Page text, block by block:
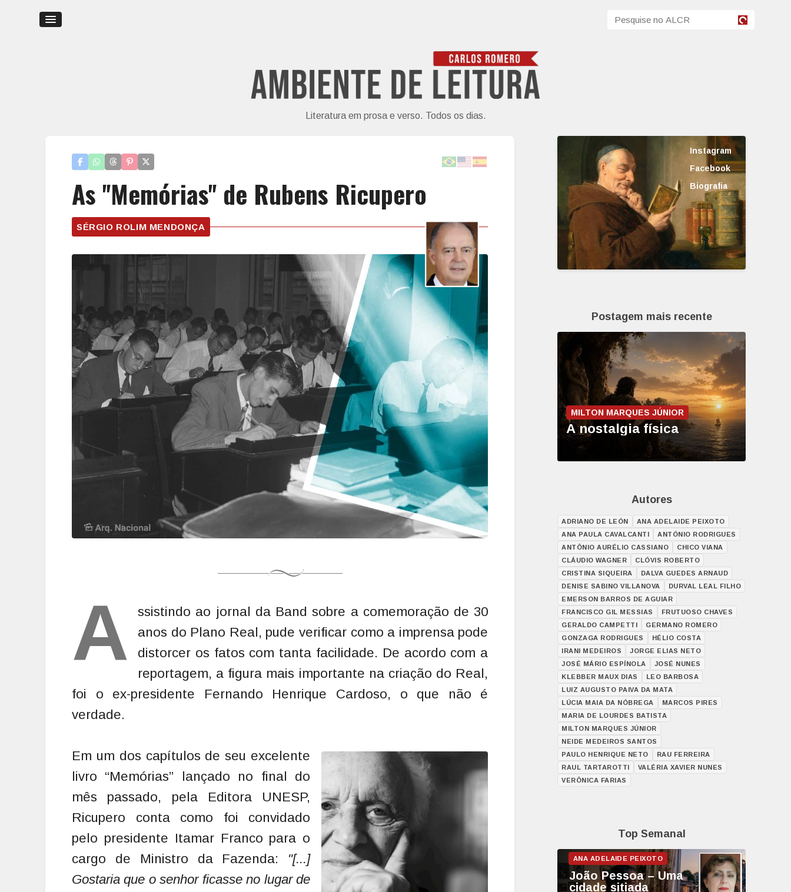
Literatura em prosa e verso. Todos os dias.
As ''Memórias'' de Rubens Ricupero
SÉRGIO ROLIM MENDONÇA
A
ssistindo ao jornal da Band sobre a comemoração de 30
anos do Plano Real, pude verificar como a imprensa pode
distorcer os fatos com tanta facilidade. De acordo com a
reportagem, a figura mais importante na criação do Real,
foi o ex-presidente Fernando Henrique Cardoso, o que não é
verdade.
Em um dos capítulos de seu excelente
livro “Memórias” lançado no final do
mês passado, pela Editora UNESP,
Ricupero conta como foi convidado
pelo presidente Itamar Franco para o
cargo de Ministro da Fazenda: "[...]
Gostaria que o senhor ficasse no lugar de
Instagram
Facebook
Biografia
Postagem mais recente
MILTON MARQUES JÚNIOR
A nostalgia física
Autores
ADRIANO DE LEÓN
ANA ADELAIDE PEIXOTO
ANA PAULA CAVALCANTI
ANTÓNIO RODRIGUES
ANTÔNIO AURÉLIO CASSIANO
CHICO VIANA
CLÁUDIO WAGNER
CLÓVIS ROBERTO
CRISTINA SIQUEIRA
DALVA GUEDES ARNAUD
DENISE SABINO VILLANOVA
DURVAL LEAL FILHO
EMERSON BARROS DE AGUIAR
FRANCISCO GIL MESSIAS
FRUTUOSO CHAVES
GERALDO CAMPETTI
GERMANO ROMERO
GONZAGA RODRIGUES
HÉLIO COSTA
IRANI MEDEIROS
JORGE ELIAS NETO
JOSÉ MÁRIO ESPÍNOLA
JOSÉ NUNES
KLEBBER MAUX DIAS
LEO BARBOSA
LUIZ AUGUSTO PAIVA DA MATA
LÚCIA MAIA DA NÓBREGA
MARCOS PIRES
MARIA DE LOURDES BATISTA
MILTON MARQUES JÚNIOR
NEIDE MEDEIROS SANTOS
PAULO HENRIQUE NETO
RAU FERREIRA
RAUL TARTAROTTI
VALÉRIA XAVIER NUNES
VERÔNICA FARIAS
Top Semanal
João Pessoa – Uma
cidade sitiada